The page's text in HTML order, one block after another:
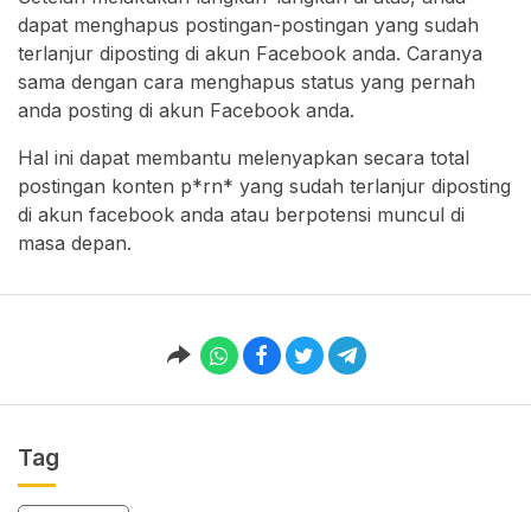
dapat menghapus postingan-postingan yang sudah
terlanjur diposting di akun Facebook anda. Caranya
sama dengan cara menghapus status yang pernah
anda posting di akun Facebook anda.
Hal ini dapat membantu melenyapkan secara total
postingan konten p*rn* yang sudah terlanjur diposting
di akun facebook anda atau berpotensi muncul di
masa depan.
Tag